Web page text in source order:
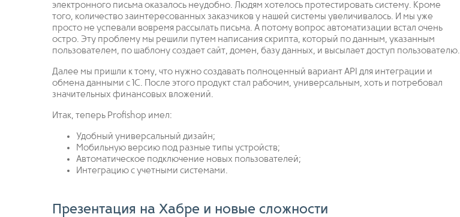
электронного письма оказалось неудобно. Людям хотелось протестировать систему. Кроме
того, количество заинтересованных заказчиков у нашей системы увеличивалось. И мы уже
просто не успевали вовремя рассылать письма. А потому вопрос автоматизации встал очень
остро. Эту проблему мы решили путем написания скрипта, который по данным, указанным
пользователем, по шаблону создает сайт, домен, базу данных, и высылает доступ пользователю.
Далее мы пришли к тому, что нужно создавать полноценный вариант API для интеграции и
обмена данными с 1С. После этого продукт стал рабочим, универсальным, хоть и потребовал
значительных финансовых вложений.
Итак, теперь Profishop имел:
Удобный универсальный дизайн;
Мобильную версию под разные типы устройств;
Автоматическое подключение новых пользователей;
Интеграцию с учетными системами.
Презентация на Хабре и новые сложности